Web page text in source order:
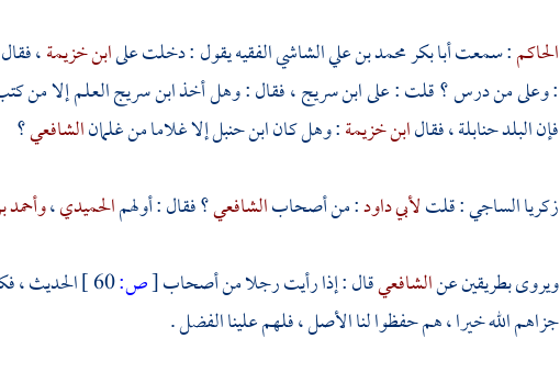
الحاكم: سمعتأبا بكر محمد بن علي الشاشي الفقيهيقول : دخلت علىابن خزيمة،
: وعلى من درس ؟ قلت : علىابن سريج، فقال : وهل أخذابن سريجالعلم إلا من
فإن البلد حنابلة ، فقالابن خزيمة: وهل كانابن حنبلإلا غلاما من غلمانالشافعي؟
زكريا الساجي: قلتلأبي داود: من أصحابالشافعي؟ فقال : أولهمالحميدي،
ويروى بطريقين عنالشافعيقال : إذا رأيت رجلا من أصحاب[ص:60 ]
الحديث ،
جزاهم الله خيرا ، هم حفظوا لنا الأصل ، فلهم علينا الفضل .